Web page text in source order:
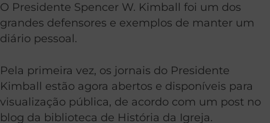
O Presidente Spencer W. Kimball foi um dos
grandes defensores e exemplos de manter um
diário pessoal.
Pela primeira vez, os jornais do Presidente
Kimball estão agora abertos e disponíveis para
visualização pública, de acordo com um post no
blog da biblioteca de História da Igreja.